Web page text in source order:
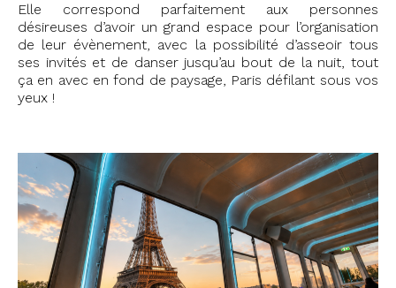
Elle correspond parfaitement aux personnes
désireuses d’avoir un grand espace pour l’organisation
de leur évènement, avec la possibilité d’asseoir tous
ses invités et de danser jusqu’au bout de la nuit, tout
ça en avec en fond de paysage, Paris défilant sous vos
yeux !